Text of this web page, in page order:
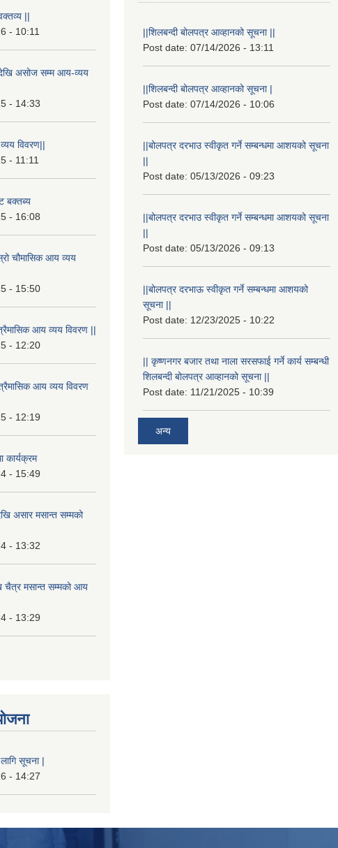
||
- 10:11
असोज सम्म आय-व्यय
- 14:33
विवरण||
- 11:11
बक्तब्य
- 16:08
चौमासिक आय व्यय
- 15:50
आय व्यय विवरण ||
- 12:20
आय व्यय विवरण
- 12:19
- 15:49
असार मसान्त सम्मको
- 13:32
मसान्त सम्मको आय
- 13:29
सूचना |
- 14:27
||शिलबन्दी बोलपत्र आव्हानको सूचना ||
Post date: 07/14/2026 - 13:11
||शिलबन्दी बोलपत्र आव्हानको सूचना |
Post date: 07/14/2026 - 10:06
||बोलपत्र दरभाउ स्वीकृत गर्ने सम्बन्धमा आशयको सूचना
||
Post date: 05/13/2026 - 09:23
||बोलपत्र दरभाउ स्वीकृत गर्ने सम्बन्धमा आशयको सूचना
||
Post date: 05/13/2026 - 09:13
||बोलपत्र दरभाऊ स्वीकृत गर्ने सम्बन्धमा आशयको
सूचना ||
Post date: 12/23/2025 - 10:22
|| कृष्णनगर बजार तथा नाला सरसफाई गर्ने कार्य सम्बन्धी
शिलबन्दी बोलपत्र आव्हानको सूचना ||
Post date: 11/21/2025 - 10:39
अन्य